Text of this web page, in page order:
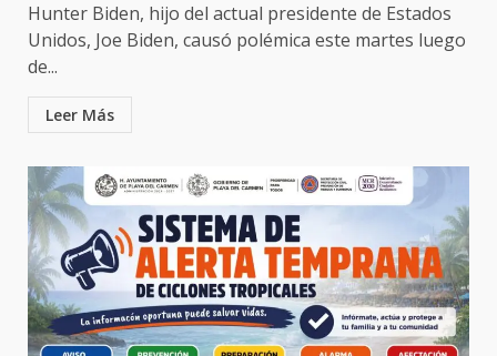
Hunter Biden, hijo del actual presidente de Estados
Unidos, Joe Biden, causó polémica este martes luego
de...
Leer Más